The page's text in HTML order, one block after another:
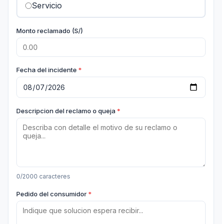
Servicio
Monto reclamado (S/)
Fecha del incidente
Descripcion del reclamo o queja
0/2000 caracteres
Pedido del consumidor